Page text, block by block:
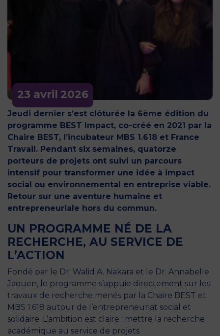
23 avril 2026
Jeudi dernier s’est clôturée la 6ème édition du
programme BEST Impact, co-créé en 2021 par la
Chaire BEST, l’incubateur MBS 1.618 et France
Travail. Pendant six semaines, quatorze
porteurs de projets ont suivi un parcours
intensif pour transformer une idée à impact
social ou environnemental en entreprise viable.
Retour sur une aventure humaine et
entrepreneuriale hors du commun.
UN PROGRAMME NÉ DE LA
RECHERCHE, AU SERVICE DE
L’ACTION
Fondé par le Dr. Walid A. Nakara et le Dr. Annabelle
Jaouen, le programme s’appuie directement sur les
travaux de recherche menés par la Chaire BEST et
MBS 1.618 autour de l’entrepreneuriat social et
solidaire. L’ambition est claire : mettre la recherche
académique au service de projets